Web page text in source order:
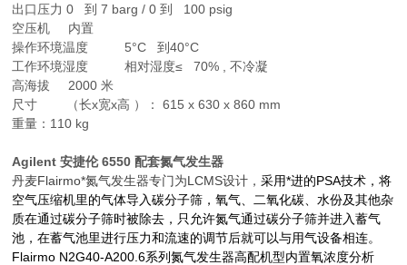
出口压力 0 到 7 barg / 0 到 100 psig
空压机 内置
操作环境温度 5°C 到40°C
工作环境湿度 相对湿度≤ 70% , 不冷凝
高海拔 2000 米
尺寸 （长x宽x高 ）： 615 x 630 x 860 mm
重量：110 kg
Agilent 安捷伦 6550 配套氮气发生器
丹麦Flairmo*氮气发生器专门为LCMS设计，采用*进的PSA技术，将
空气压缩机里的气体导入碳分子筛，氧气、二氧化碳、水份及其他杂
质在通过碳分子筛时被除去，只允许氮气通过碳分子筛并进入蓄气
池，在蓄气池里进行压力和流速的调节后就可以与用气设备相连。
Flairmo N2G40-A200.6系列氮气发生器高配机型内置氧浓度分析